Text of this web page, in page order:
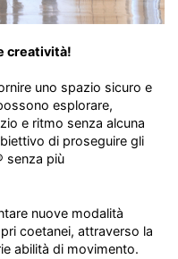
creatività!
uno spazio sicuro e
esplorare,
e ritmo senza alcuna
di proseguire gli
senza più
nuove modalità
coetanei, attraverso la
abilità di movimento.